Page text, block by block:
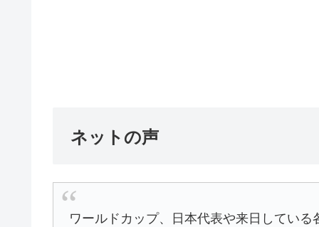
ネットの声
ワールドカップ、日本代表や来日してい